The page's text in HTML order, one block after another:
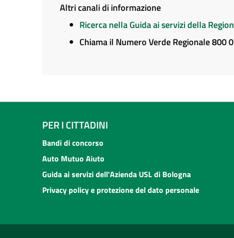
Altri canali di informazione
Ricerca nella Guida ai servizi della
Chiama il Numero Verde Regionale 800
PER I CITTADINI
Bandi di concorso
Auto Mutuo Aiuto
Guida ai servizi dell'Azienda USL di Bologna
Privacy policy e protezione del dato personale